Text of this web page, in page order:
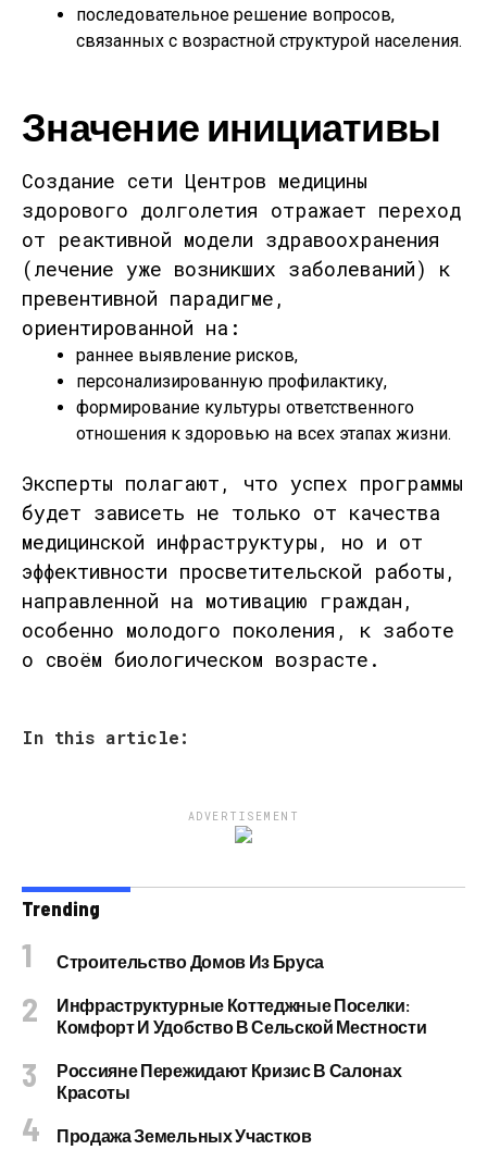
последовательное решение вопросов,
связанных с возрастной структурой населения.
Значение инициативы
Создание сети Центров медицины
здорового долголетия отражает переход
от реактивной модели здравоохранения
(лечение уже возникших заболеваний) к
превентивной парадигме ,
ориентированной на:
раннее выявление рисков,
персонализированную профилактику,
формирование культуры ответственного
отношения к здоровью на всех этапах жизни.
Эксперты полагают, что успех программы
будет зависеть не только от качества
медицинской инфраструктуры, но и от
эффективности просветительской работы,
направленной на мотивацию граждан,
особенно молодого поколения, к заботе
о своём биологическом возрасте.
In this article:
ADVERTISEMENT
Trending
Строительство Домов Из Бруса
Инфраструктурные Коттеджные Поселки:
Комфорт И Удобство В Сельской Местности
Россияне Пережидают Кризис В Салонах
Красоты
Продажа Земельных Участков